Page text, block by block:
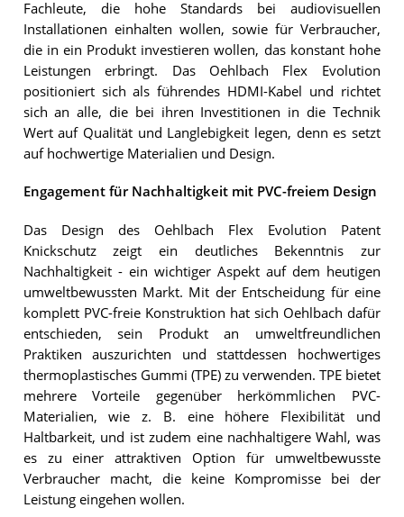
Fachleute, die hohe Standards bei audiovisuellen
Installationen einhalten wollen, sowie für Verbraucher,
die in ein Produkt investieren wollen, das konstant hohe
Leistungen erbringt. Das Oehlbach Flex Evolution
positioniert sich als führendes HDMI-Kabel und richtet
sich an alle, die bei ihren Investitionen in die Technik
Wert auf Qualität und Langlebigkeit legen, denn es setzt
auf hochwertige Materialien und Design.
Engagement für Nachhaltigkeit mit PVC-freiem Design
Das Design des Oehlbach Flex Evolution Patent
Knickschutz zeigt ein deutliches Bekenntnis zur
Nachhaltigkeit - ein wichtiger Aspekt auf dem heutigen
umweltbewussten Markt. Mit der Entscheidung für eine
komplett PVC-freie Konstruktion hat sich Oehlbach dafür
entschieden, sein Produkt an umweltfreundlichen
Praktiken auszurichten und stattdessen hochwertiges
thermoplastisches Gummi (TPE) zu verwenden. TPE bietet
mehrere Vorteile gegenüber herkömmlichen PVC-
Materialien, wie z. B. eine höhere Flexibilität und
Haltbarkeit, und ist zudem eine nachhaltigere Wahl, was
es zu einer attraktiven Option für umweltbewusste
Verbraucher macht, die keine Kompromisse bei der
Leistung eingehen wollen.